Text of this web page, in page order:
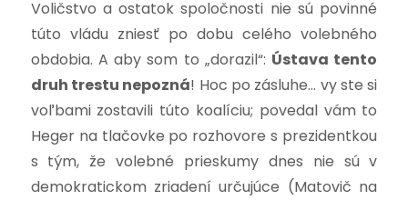
Voličstvo a ostatok spoločnosti nie sú povinné
túto vládu zniesť po dobu celého volebného
obdobia. A aby som to „dorazil“: Ústava tento
druh trestu nepozná! Hoc po zásluhe… vy ste si
voľbami zostavili túto koalíciu; povedal vám to
Heger na tlačovke po rozhovore s prezidentkou
s tým, že volebné prieskumy dnes nie sú v
demokratickom zriadení určujúce (Matovič na